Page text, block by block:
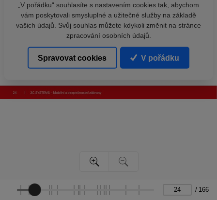
/ 166
„V pořádku“ souhlasíte s nastavením cookies tak, abychom
vám poskytovali smysluplné a užitečné služby na základě
vašich údajů. Svůj souhlas můžete kdykoli změnit na stránce
zpracování osobních údajů.
Spravovat cookies V pořádku